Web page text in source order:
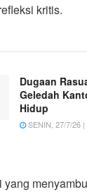
kritis.
Dugaan
Geledah
Hidup
SENIN, 27/7/26 |